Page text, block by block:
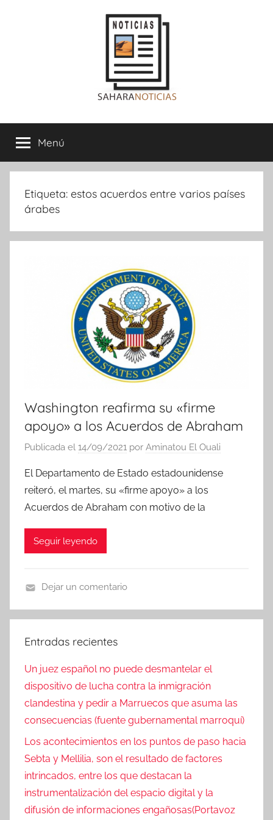
Sahara
Noticias
Menú
Etiqueta: estos acuerdos entre varios países
árabes
Washington reafirma su «firme
apoyo» a los Acuerdos de Abraham
Publicada el 14/09/2021 por Aminatou El Ouali
El Departamento de Estado estadounidense
reiteró, el martes, su «firme apoyo» a los
Acuerdos de Abraham con motivo de la
Seguir leyendo
o
c
i
Dejar un comentario
Entradas recientes
Un juez español no puede desmantelar el
dispositivo de lucha contra la inmigración
clandestina y pedir a Marruecos que asuma las
consecuencias (fuente gubernamental marroquí)
Los acontecimientos en los puntos de paso hacia
Sebta y Mellilia, son el resultado de factores
intrincados, entre los que destacan la
instrumentalización del espacio digital y la
difusión de informaciones engañosas(Portavoz